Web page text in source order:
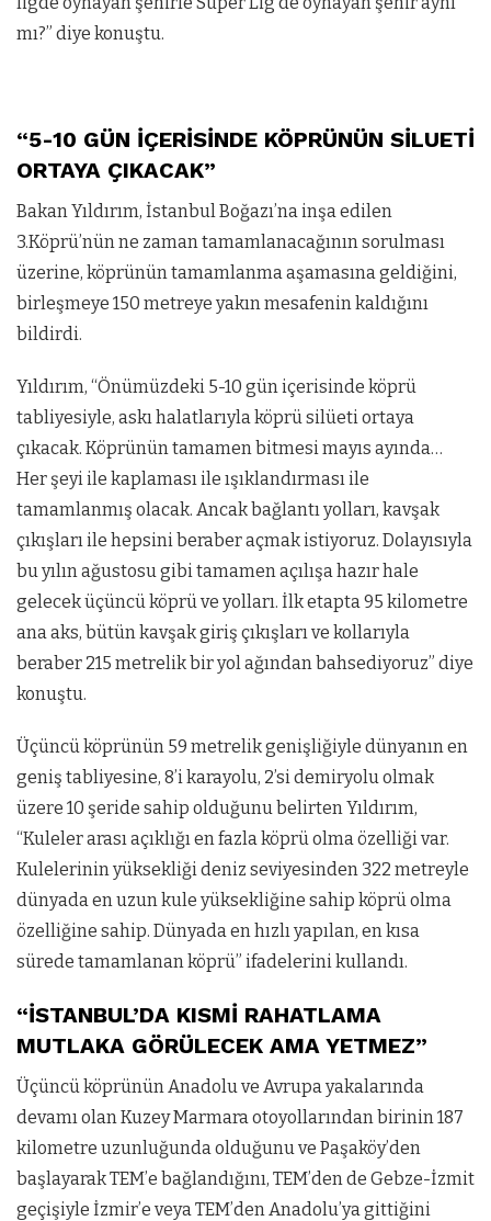
mı?” diye konuştu.
“5-10 GÜN İÇERİSİNDE KÖPRÜNÜN SİLUETİ
ORTAYA ÇIKACAK”
Bakan Yıldırım, İstanbul Boğazı’na inşa edilen
3.Köprü’nün ne zaman tamamlanacağının sorulması
üzerine, köprünün tamamlanma aşamasına geldiğini,
birleşmeye 150 metreye yakın mesafenin kaldığını
bildirdi.
Yıldırım, “Önümüzdeki 5-10 gün içerisinde köprü
tabliyesiyle, askı halatlarıyla köprü silüeti ortaya
çıkacak. Köprünün tamamen bitmesi mayıs ayında…
Her şeyi ile kaplaması ile ışıklandırması ile
tamamlanmış olacak. Ancak bağlantı yolları, kavşak
çıkışları ile hepsini beraber açmak istiyoruz. Dolayısıyla
bu yılın ağustosu gibi tamamen açılışa hazır hale
gelecek üçüncü köprü ve yolları. İlk etapta 95 kilometre
ana aks, bütün kavşak giriş çıkışları ve kollarıyla
beraber 215 metrelik bir yol ağından bahsediyoruz” diye
konuştu.
Üçüncü köprünün 59 metrelik genişliğiyle dünyanın en
geniş tabliyesine, 8’i karayolu, 2’si demiryolu olmak
üzere 10 şeride sahip olduğunu belirten Yıldırım,
“Kuleler arası açıklığı en fazla köprü olma özelliği var.
Kulelerinin yüksekliği deniz seviyesinden 322 metreyle
dünyada en uzun kule yüksekliğine sahip köprü olma
özelliğine sahip. Dünyada en hızlı yapılan, en kısa
sürede tamamlanan köprü” ifadelerini kullandı.
“İSTANBUL’DA KISMİ RAHATLAMA
MUTLAKA GÖRÜLECEK AMA YETMEZ”
Üçüncü köprünün Anadolu ve Avrupa yakalarında
devamı olan Kuzey Marmara otoyollarından birinin 187
kilometre uzunluğunda olduğunu ve Paşaköy’den
başlayarak TEM’e bağlandığını, TEM’den de Gebze-İzmit
geçişiyle İzmir’e veya TEM’den Anadolu’ya gittiğini